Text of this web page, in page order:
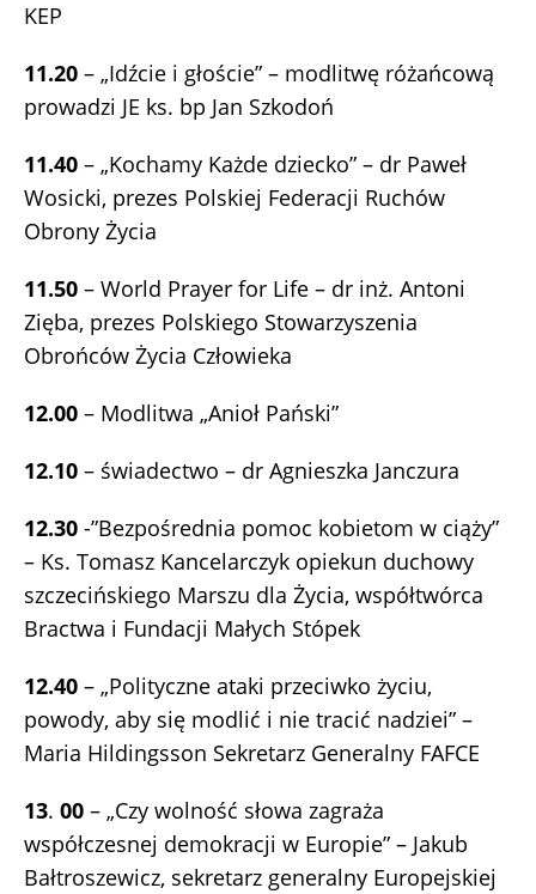
KEP
11.20 – „Idźcie i głoście” – modlitwę różańcową
prowadzi JE ks. bp Jan Szkodoń
11.40 – „Kochamy Każde dziecko” – dr Paweł
Wosicki, prezes Polskiej Federacji Ruchów
Obrony Życia
11.50 – World Prayer for Life – dr inż. Antoni
Zięba, prezes Polskiego Stowarzyszenia
Obrońców Życia Człowieka
12.00 – Modlitwa „Anioł Pański”
12.10 – świadectwo – dr Agnieszka Janczura
12.30 -”Bezpośrednia pomoc kobietom w ciąży”
– Ks. Tomasz Kancelarczyk opiekun duchowy
szczecińskiego Marszu dla Życia, współtwórca
Bractwa i Fundacji Małych Stópek
12.40 – „Polityczne ataki przeciwko życiu,
powody, aby się modlić i nie tracić nadziei” –
Maria Hildingsson Sekretarz Generalny FAFCE
13. 00 – „Czy wolność słowa zagraża
współczesnej demokracji w Europie” – Jakub
Bałtroszewicz, sekretarz generalny Europejskiej